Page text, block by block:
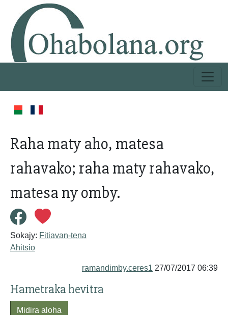
Raha maty aho, matesa
rahavako; raha maty rahavako,
matesa ny omby.
Sokajy: Fitiavan-tena
Ahitsio
ramandimby.ceres1 27/07/2017 06:39
Hametraka hevitra
Midira aloha